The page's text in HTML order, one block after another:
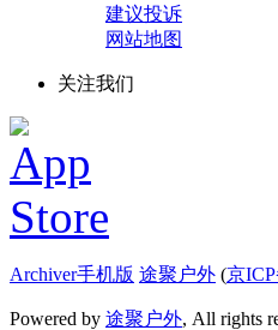
建议投诉
网站地图
关注我们
Archiver手机版 途聚户外 (京
Powered by 途聚户外, All rights